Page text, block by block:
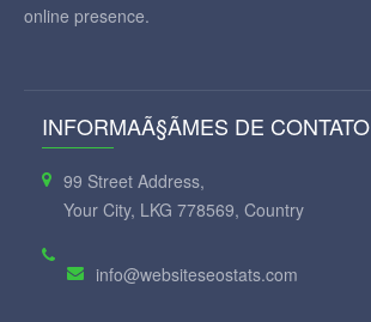
online presence.
INFORMAÃ§ÃΜES DE CONTATO
99 Street Address,
Your City, LKG 778569, Country
info@websiteseostats.com